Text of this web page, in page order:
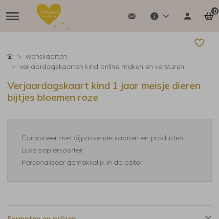
0
wenskaarten
verjaardagskaarten kind online maken en versturen
Verjaardagskaart kind 1 jaar meisje dieren
bijtjes bloemen roze
Combineer met bijpassende kaarten en producten
Luxe papiersoorten
Personaliseer gemakkelijk in de editor